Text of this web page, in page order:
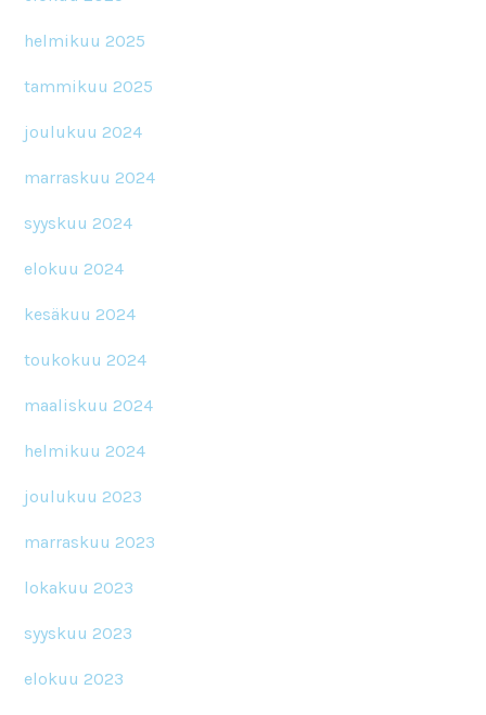
helmikuu 2025
tammikuu 2025
joulukuu 2024
marraskuu 2024
syyskuu 2024
elokuu 2024
kesäkuu 2024
toukokuu 2024
maaliskuu 2024
helmikuu 2024
joulukuu 2023
marraskuu 2023
lokakuu 2023
syyskuu 2023
elokuu 2023